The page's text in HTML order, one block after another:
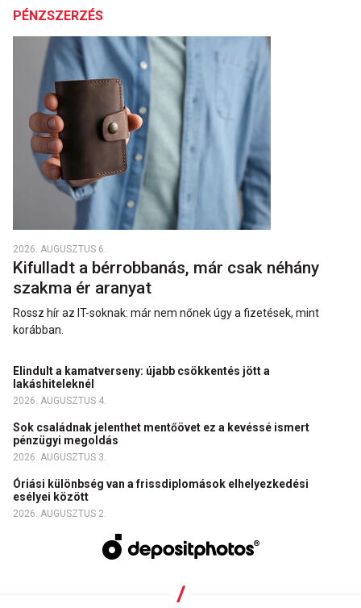
PÉNZSZERZÉS
2026. AUGUSZTUS 6.
Kifulladt a bérrobbanás, már csak néhány
szakma ér aranyat
Rossz hír az IT-soknak: már nem nőnek úgy a fizetések, mint
korábban.
Elindult a kamatverseny: újabb csökkentés jött a
lakáshiteleknél
2026. AUGUSZTUS 4.
Sok családnak jelenthet mentőövet ez a kevéssé ismert
pénzügyi megoldás
2026. AUGUSZTUS 3.
Óriási különbség van a frissdiplomások elhelyezkedési
esélyei között
2026. AUGUSZTUS 2.